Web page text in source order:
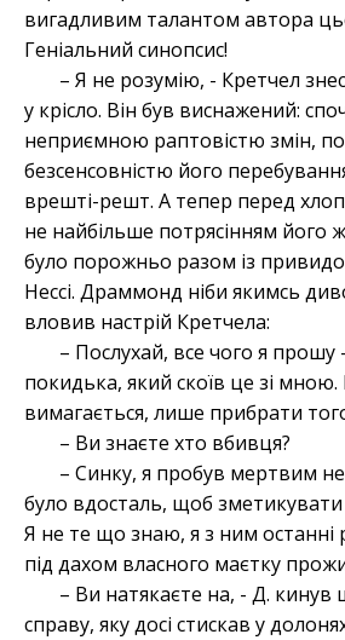
вигадливим талантом автора
Геніальний синопсис!
– Я не розумію, - Кретчел
у крісло. Він був виснажений:
неприємною раптовістю змін,
безсенсовністю його
врешті-решт. А тепер перед
не найбільше потрясінням його
було порожньо разом із
Нессі. Драммонд ніби якимсь
вловив настрій Кретчела:
– Послухай, все чого я прошу
покидька, який скоїв це зі мною.
вимагається, лише прибрати
– Ви знаєте хто вбивця?
– Синку, я пробув мертвим
було вдосталь, щоб
Я не те що знаю, я з ним останні
під дахом власного маєтку
– Ви натякаєте на, - Д.
справу, яку досі стискав у